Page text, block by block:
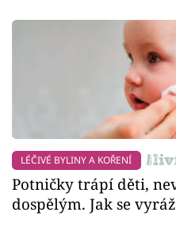
LÉČIVÉ BYLINY A KOŘENÍ
Potničky trápí děti,
dospělým. Jak se